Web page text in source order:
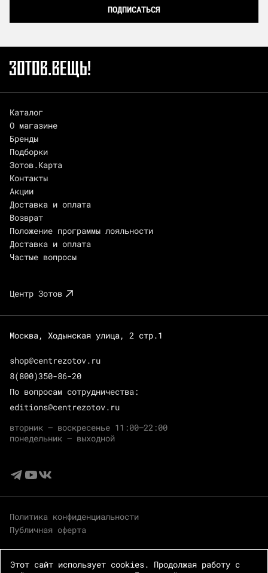
ПОДПИСАТЬСЯ
Каталог
О магазине
Бренды
Подборки
Зотов.Карта
Контакты
Акции
Доставка и оплата
Возврат
Положение программы лояльности
Доставка и оплата
Частые вопросы
Центр Зотов
Москва, Ходынская улица, 2 стр.1
shop@centrezotov.ru
8(800)350-86-20
По вопросам сотрудничества:
editions@centrezotov.ru
вторник — воскресенье 11:00–22:00
понедельник — выходной
Политика конфиденциальности
Публичная оферта
Этот сайт использует cookies. Продолжая работу с